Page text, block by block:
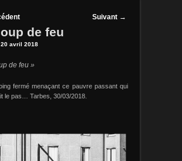
Suivant →
de feu
20 avril 2018
de feu »
fermé menaçant ce pauvre passant qui
le pas… Tarbes, 30/03/2018.